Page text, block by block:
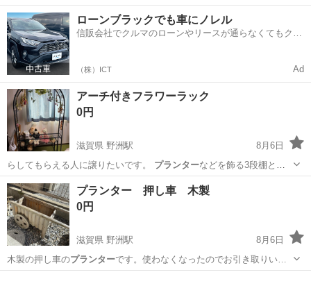
滋賀 野洲市 野洲駅 家庭用品
ローンブラックでも車にノレル
信販会社でクルマのローンやリースが通らなくてもクル
（株）ICT Ad
アーチ付きフラワーラック
0円
滋賀県 野洲駅
8月6日
らしてもらえる人に譲りたいです。 プランターなどを飾る3段棚と半
円形のアーチが一…
滋賀 野洲市 野洲駅 家庭用品 アーチ
プランター 押し車 木製
0円
滋賀県 野洲駅
8月6日
木製の押し車のプランターです。使わなくなったのでお引き取りい…